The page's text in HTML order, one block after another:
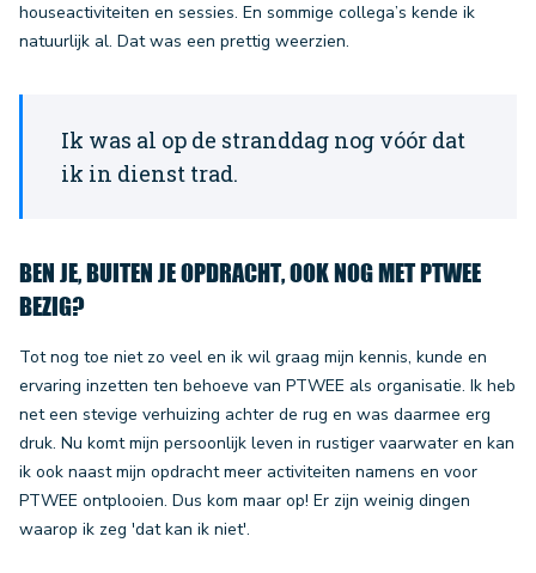
houseactiviteiten en sessies. En sommige collega’s kende ik
natuurlijk al. Dat was een prettig weerzien.
Ik was al op de stranddag nog vóór dat
ik in dienst trad.
BEN JE, BUITEN JE OPDRACHT, OOK NOG MET PTWEE
BEZIG?
Tot nog toe niet zo veel en ik wil graag mijn kennis, kunde en
ervaring inzetten ten behoeve van PTWEE als organisatie. Ik heb
net een stevige verhuizing achter de rug en was daarmee erg
druk. Nu komt mijn persoonlijk leven in rustiger vaarwater en kan
ik ook naast mijn opdracht meer activiteiten namens en voor
PTWEE ontplooien. Dus kom maar op! Er zijn weinig dingen
waarop ik zeg 'dat kan ik niet'.